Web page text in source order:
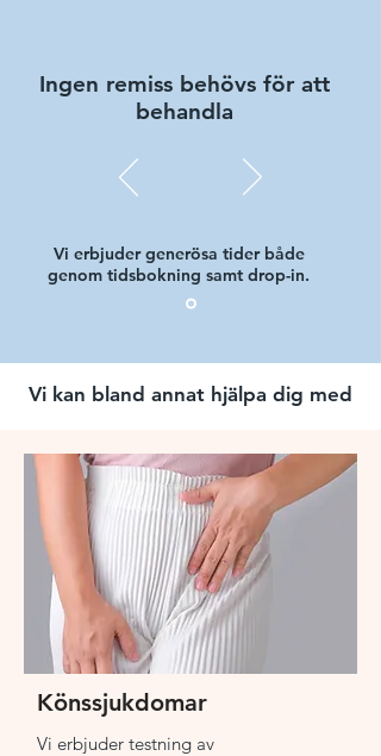
Ingen remiss behövs för att
behandla
Vi erbjuder generösa tider både
genom tidsbokning samt drop-in.
Vi kan bland annat hjälpa dig med
Könssjukdomar
Vi erbjuder testning av